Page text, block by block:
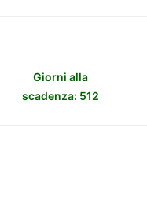
Giorni alla
scadenza: 512